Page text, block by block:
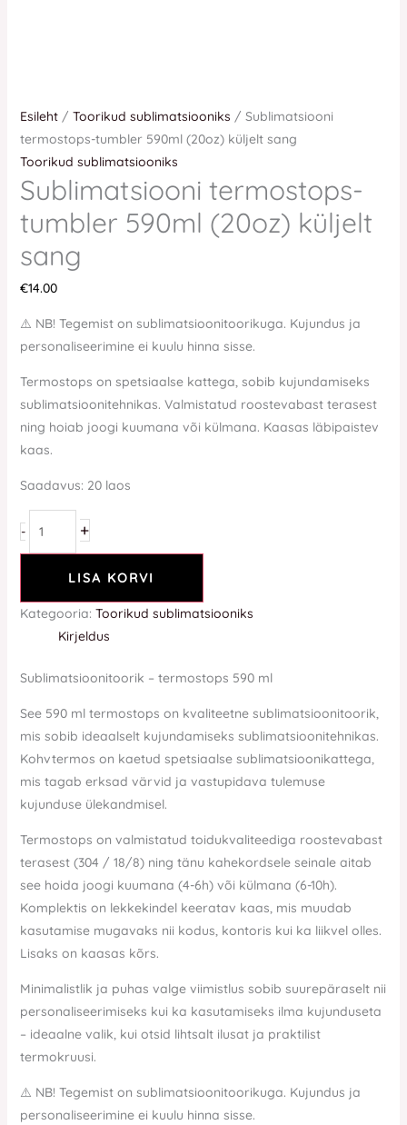
Esileht/ Toorikud sublimatsiooniks / Sublimatsiooni
termostops-tumbler 590ml (20oz) küljelt sang
Toorikud sublimatsiooniks
Sublimatsiooni termostops-
tumbler 590ml (20oz) küljelt
sang
€14.00
⚠️ NB! Tegemist on sublimatsioonitoorikuga. Kujundus ja
personaliseerimine ei kuulu hinna sisse.
Termostops on spetsiaalse kattega, sobib kujundamiseks
sublimatsioonitehnikas. Valmistatud roostevabast terasest
ning hoiab joogi kuumana või külmana. Kaasas läbipaistev
kaas.
Saadavus: 20 laos
- +
LISA KORVI
Kategooria: Toorikud sublimatsiooniks
Kirjeldus
Sublimatsioonitoorik – termostops 590 ml
See 590 ml termostops on kvaliteetne sublimatsioonitoorik,
mis sobib ideaalselt kujundamiseks sublimatsioonitehnikas.
Kohvtermos on kaetud spetsiaalse sublimatsioonikattega,
mis tagab erksad värvid ja vastupidava tulemuse
kujunduse ülekandmisel.
Termostops on valmistatud toidukvaliteediga roostevabast
terasest (304 / 18/8) ning tänu kahekordsele seinale aitab
see hoida joogi kuumana (4-6h) või külmana (6-10h).
Komplektis on lekkekindel keeratav kaas, mis muudab
kasutamise mugavaks nii kodus, kontoris kui ka liikvel olles.
Lisaks on kaasas kõrs.
Minimalistlik ja puhas valge viimistlus sobib suurepäraselt nii
personaliseerimiseks kui ka kasutamiseks ilma kujunduseta
– ideaalne valik, kui otsid lihtsalt ilusat ja praktilist
termokruusi.
⚠️ NB! Tegemist on sublimatsioonitoorikuga. Kujundus ja
personaliseerimine ei kuulu hinna sisse.